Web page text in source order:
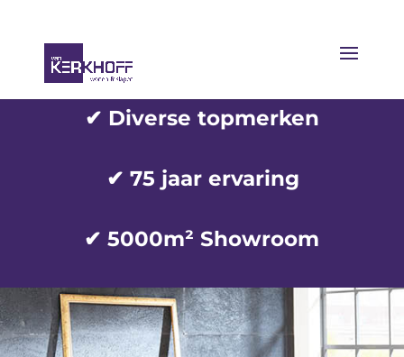
✔ Diverse topmerken
✔ 75 jaar ervaring
✔ 5000m² Showroom